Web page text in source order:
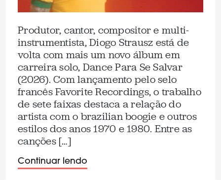
Produtor, cantor, compositor e multi-
instrumentista, Diogo Strausz está de
volta com mais um novo álbum em
carreira solo, Dance Para Se Salvar
(2026). Com lançamento pelo selo
francês Favorite Recordings, o trabalho
de sete faixas destaca a relação do
artista com o brazilian boogie e outros
estilos dos anos 1970 e 1980. Entre as
canções […]
Continuar lendo